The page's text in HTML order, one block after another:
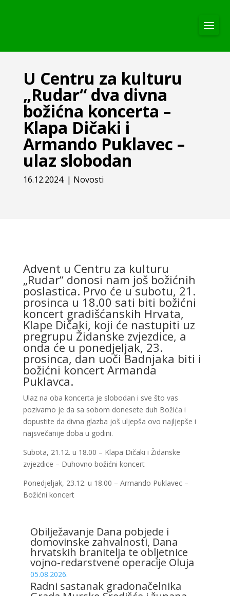
U Centru za kulturu
„Rudar“ dva divna
božićna koncerta –
Klapa Dičaki i
Armando Puklavec –
ulaz slobodan
16.12.2024. | Novosti
Advent u Centru za kulturu
„Rudar“ donosi nam još božićnih
poslastica. Prvo će u subotu, 21.
prosinca u 18.00 sati biti božićni
koncert gradišćanskih Hrvata,
Klape Dičaki, koji će nastupiti uz
pregrupu Židanske zvjezdice, a
onda će u ponedjeljak, 23.
prosinca, dan uoči Badnjaka biti i
božićni koncert Armanda
Puklavca.
Ulaz na oba koncerta je slobodan i sve što vas
pozivamo je da sa sobom donesete duh Božića i
dopustite da divna glazba još uljepša ovo najljepše i
najsvečanije doba u godini.
Subota, 21.12. u 18.00 – Klapa Dičaki i Židanske
zvjezdice – Duhovno božićni koncert
Ponedjeljak, 23.12. u 18.00 – Armando Puklavec –
Božićni koncert
Obilježavanje Dana pobjede i
domovinske zahvalnosti, Dana
hrvatskih branitelja te obljetnice
vojno-redarstvene operacije Oluja
05.08.2026.
Radni sastanak gradonačelnika